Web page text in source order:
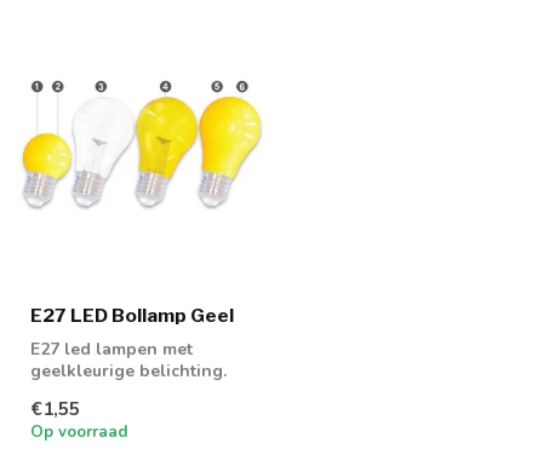
E27 LED Bollamp Geel
E27 led lampen met
geelkleurige belichting.
maten en ...
€1,55
Op voorraad